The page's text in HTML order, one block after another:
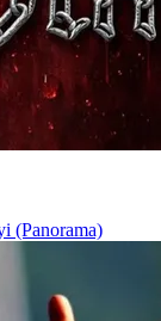
(Panorama)